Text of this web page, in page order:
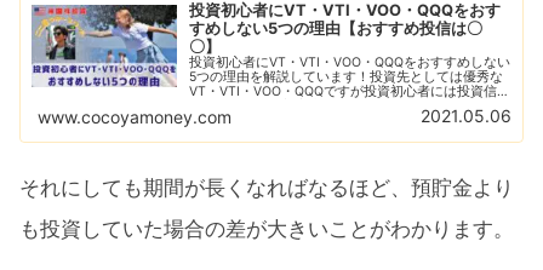
投資初心者にVT・VTI・VOO・QQQをおす
すめしない5つの理由【おすすめ投信は〇
〇】
投資初心者にVT・VTI・VOO・QQQをおすすめしない
5つの理由を解説しています！投資先としては優秀な
VT・VTI・VOO・QQQですが投資初心者には投資信託
がすすめ！投資初心者にとっておすすめな投資信託の
紹介とその理由の解説をしています！
www.cocoyamoney.com 2021.05.06
それにしても期間が長くなればなるほど、預貯金より
も投資していた場合の差が大きいことがわかります。